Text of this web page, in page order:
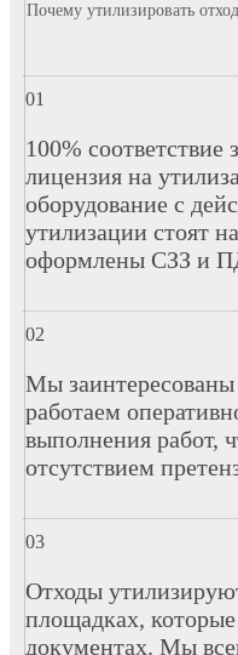
Почему утилизировать
100%
лицензия на
оборудование с
утилизации стоят
оформлены СЗЗ и
Мы заинтересованы
работаем
выполнения работ,
отсутствием
Отходы
площадках,
документах. Мы